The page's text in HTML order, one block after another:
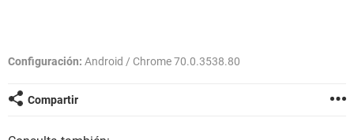
Configuración: Android / Chrome 70.0.3538.80
Compartir